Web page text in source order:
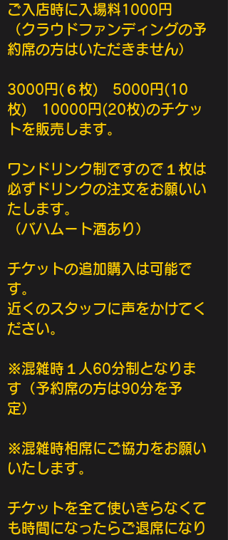
ご入店時に入場料1000円
（クラウドファンディングの予
約席の方はいただきません）
3000円(６枚) 5000円(10
枚) 10000円(20枚)のチケッ
トを販売します。
​ワンドリンク制ですので１枚は
必ずドリンクの注文をお願いい
たします。
​​（バハムート酒あり）
チケットの追加購入は可能で
す。
​近くのスタッフに声をかけてく
ださい。
※混雑時１人60分制となりま
す（予約席の方は90分を予
定）
※混雑時相席にご協力をお願い
いたします。
チケットを全て使いきらなくて
も時間になったらご退席になり